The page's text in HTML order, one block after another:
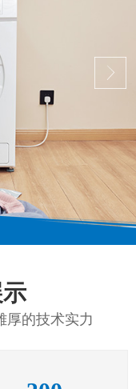
厚的技术实力